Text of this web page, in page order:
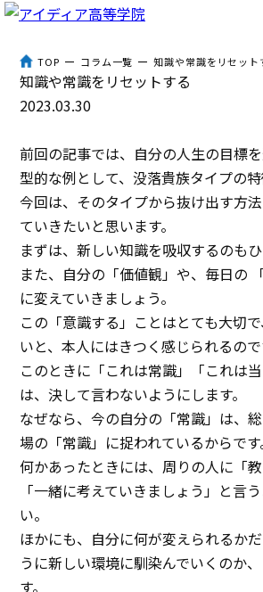
アイディア高等
３つのポイン
入学までの流
よくあるご質
コラム
イベント
アクセス
お問い合わ
TOP コラム一覧 知識や常識をリセット
知識や常識をリセットする
2023.03.30
前回の記事では、自分の人生の目標
型的な例として、没落貴族タイプの特
今回は、そのタイプから抜け出す方
ていきたいと思います。
まずは、新しい知識を吸収するのもひ
また、自分の「価値観」や、毎日の
に変えていきましょう。
この「意識する」ことはとても大切
いと、本人にはきつく感じられるので
このときに「これは常識」「これは
は、決して言わないようにします。
なぜなら、今の自分の「常識」は、
場の「常識」に捉われているからです
何かあったときには、周りの人に「教
「一緒に考えていきましょう」と言
い。
ほかにも、自分に何が変えられるか
うに新しい環境に馴染んでいくのか
す。